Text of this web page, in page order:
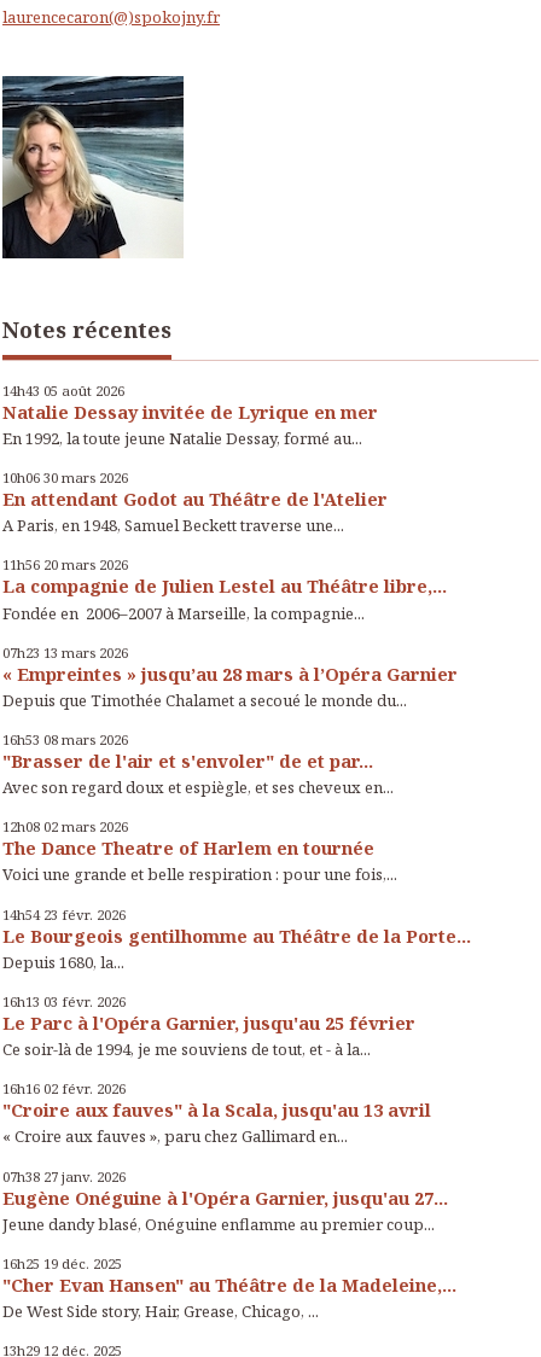
laurencecaron(@)spokojny.fr
Notes récentes
14h43 05 août 2026
Natalie Dessay invitée de Lyrique en mer
En 1992, la toute jeune Natalie Dessay, formé au...
10h06 30 mars 2026
En attendant Godot au Théâtre de l'Atelier
A Paris, en 1948, Samuel Beckett traverse une...
11h56 20 mars 2026
La compagnie de Julien Lestel au Théâtre libre,...
Fondée en 2006–2007 à Marseille, la compagnie...
07h23 13 mars 2026
« Empreintes » jusqu’au 28 mars à l’Opéra Garnier
Depuis que Timothée Chalamet a secoué le monde du...
16h53 08 mars 2026
"Brasser de l'air et s'envoler" de et par...
Avec son regard doux et espiègle, et ses cheveux en...
12h08 02 mars 2026
The Dance Theatre of Harlem en tournée
Voici une grande et belle respiration : pour une fois,...
14h54 23 févr. 2026
Le Bourgeois gentilhomme au Théâtre de la Porte...
Depuis 1680, la...
16h13 03 févr. 2026
Le Parc à l'Opéra Garnier, jusqu'au 25 février
Ce soir-là de 1994, je me souviens de tout, et - à la...
16h16 02 févr. 2026
"Croire aux fauves" à la Scala, jusqu'au 13 avril
« Croire aux fauves », paru chez Gallimard en...
07h38 27 janv. 2026
Eugène Onéguine à l'Opéra Garnier, jusqu'au 27...
Jeune dandy blasé, Onéguine enflamme au premier coup...
16h25 19 déc. 2025
"Cher Evan Hansen" au Théâtre de la Madeleine,...
De West Side story, Hair, Grease, Chicago, ...
13h29 12 déc. 2025